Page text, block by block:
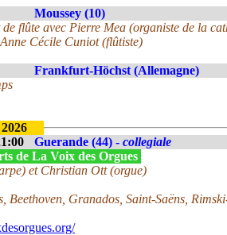
Moussey (10)
flûte avec Pierre Mea (organiste de la
Cécile Cuniot (flûtiste)
Frankfurt-Höchst (Allemagne)
Guerande (44) - collegiale
de La Voix des Orgues
et Christian Ott (orgue)
Beethoven, Granados, Saint-Saëns,